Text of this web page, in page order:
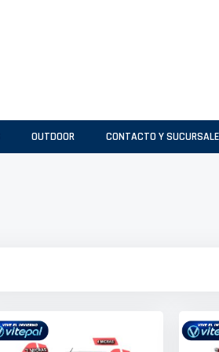
OUTDOOR CONTACTO Y